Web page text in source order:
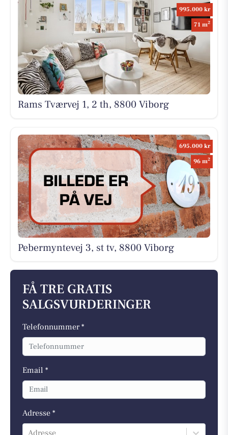
995.000 kr
71 m2
Rams Tværvej 1, 2 th, 8800 Viborg
695.000 kr
96 m2
Pebermyntevej 3, st tv, 8800 Viborg
FÅ TRE GRATIS
SALGSVURDERINGER
Telefonnummer *
Email *
Adresse *